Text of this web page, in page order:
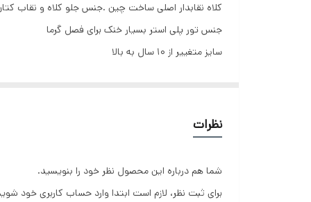
کلاه نقابدار اصلی ساخت چین .جنس جلو کلاه و نقاب
جنس تور پلی استر بسیار خنک برای فصل گرما
سایز متغییر از ۱۰ سال به بالا
نظرات
شما هم درباره این محصول نظر خود را بنویسید.
برای ثبت نظر، لازم است ابتدا وارد حساب کاربری خود